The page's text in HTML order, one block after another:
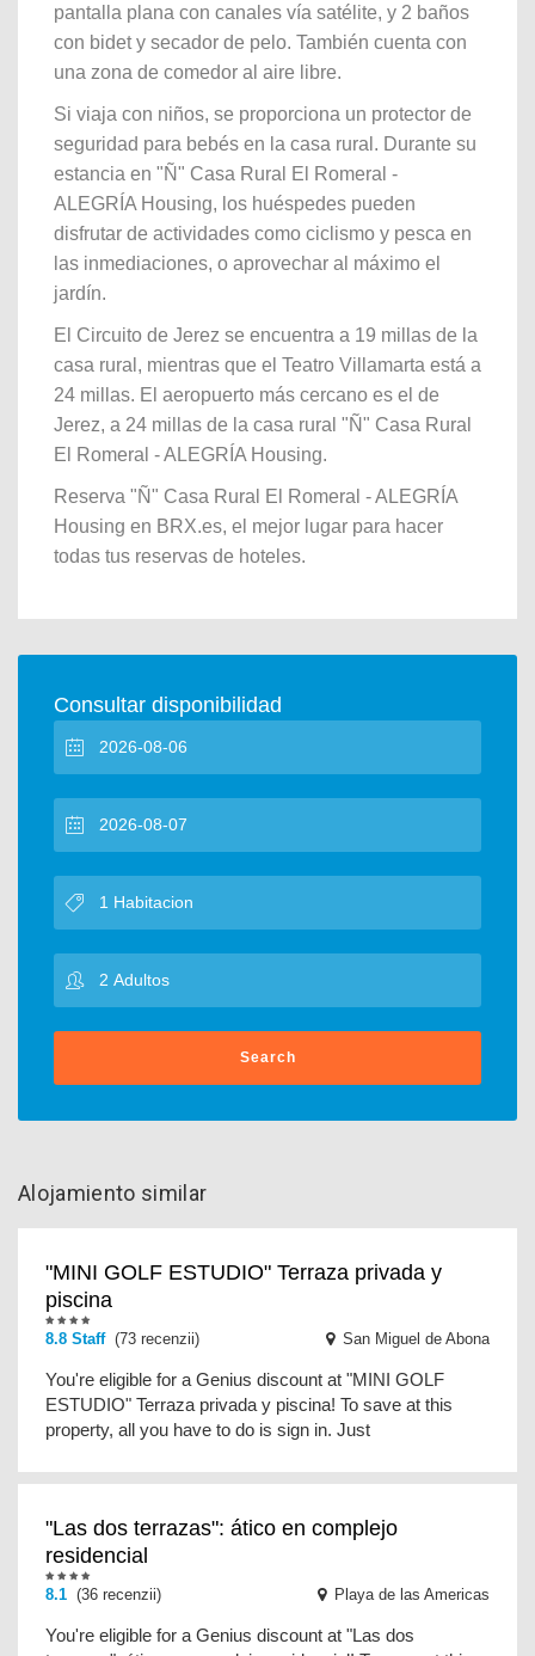
pantalla plana con canales vía satélite, y 2 baños
con bidet y secador de pelo. También cuenta con
una zona de comedor al aire libre.
Si viaja con niños, se proporciona un protector de
seguridad para bebés en la casa rural. Durante su
estancia en "Ñ" Casa Rural El Romeral -
ALEGRÍA Housing, los huéspedes pueden
disfrutar de actividades como ciclismo y pesca en
las inmediaciones, o aprovechar al máximo el
jardín.
El Circuito de Jerez se encuentra a 19 millas de la
casa rural, mientras que el Teatro Villamarta está a
24 millas. El aeropuerto más cercano es el de
Jerez, a 24 millas de la casa rural "Ñ" Casa Rural
El Romeral - ALEGRÍA Housing.
Reserva "Ñ" Casa Rural El Romeral - ALEGRÍA
Housing en BRX.es, el mejor lugar para hacer
todas tus reservas de hoteles.
Consultar disponibilidad
Search
Alojamiento similar
"MINI GOLF ESTUDIO" Terraza privada y
piscina
8.8 Staff(73 recenzii) San Miguel de Abona
You're eligible for a Genius discount at "MINI GOLF
ESTUDIO" Terraza privada y piscina! To save at this
property, all you have to do is sign in. Just
"Las dos terrazas": ático en complejo
residencial
8.1 (36 recenzii) Playa de las Americas
You're eligible for a Genius discount at "Las dos